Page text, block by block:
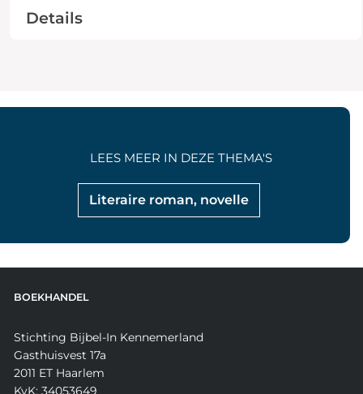
Details
Literaire roman, novelle
LEES MEER IN DEZE THEMA'S
BOEKHANDEL
Stichting Bijbel-In Kennemerland
Gasthuisvest 17a
2011 ET Haarlem
KvK: 34053649